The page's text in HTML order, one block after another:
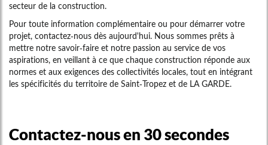
secteur de la construction.
Pour toute information complémentaire ou pour démarrer votre
projet, contactez-nous dès aujourd'hui. Nous sommes prêts à
mettre notre savoir-faire et notre passion au service de vos
aspirations, en veillant à ce que chaque construction réponde aux
normes et aux exigences des collectivités locales, tout en intégrant
les spécificités du territoire de Saint-Tropez et de LA GARDE.
Contactez-nous en 30 secondes